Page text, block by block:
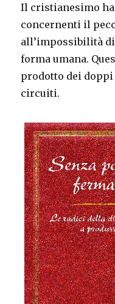
Il cristianesimo
concernenti il
all’impossibilità
forma umana.
prodotto dei
circuiti.